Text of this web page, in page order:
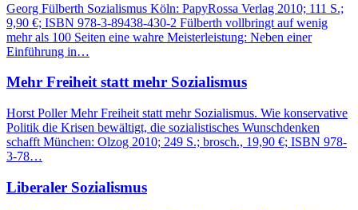
Georg Fülberth Sozialismus Köln: PapyRossa Verlag 2010; 111 S.;
9,90 €; ISBN 978-3-89438-430-2 Fülberth vollbringt auf wenig
mehr als 100 Seiten eine wahre Meisterleistung: Neben einer
Einführung in…
Mehr Freiheit statt mehr Sozialismus
Horst Poller Mehr Freiheit statt mehr Sozialismus. Wie konservative
Politik die Krisen bewältigt, die sozialistisches Wunschdenken
schafft München: Olzog 2010; 249 S.; brosch., 19,90 €; ISBN 978-
3-78…
Liberaler Sozialismus